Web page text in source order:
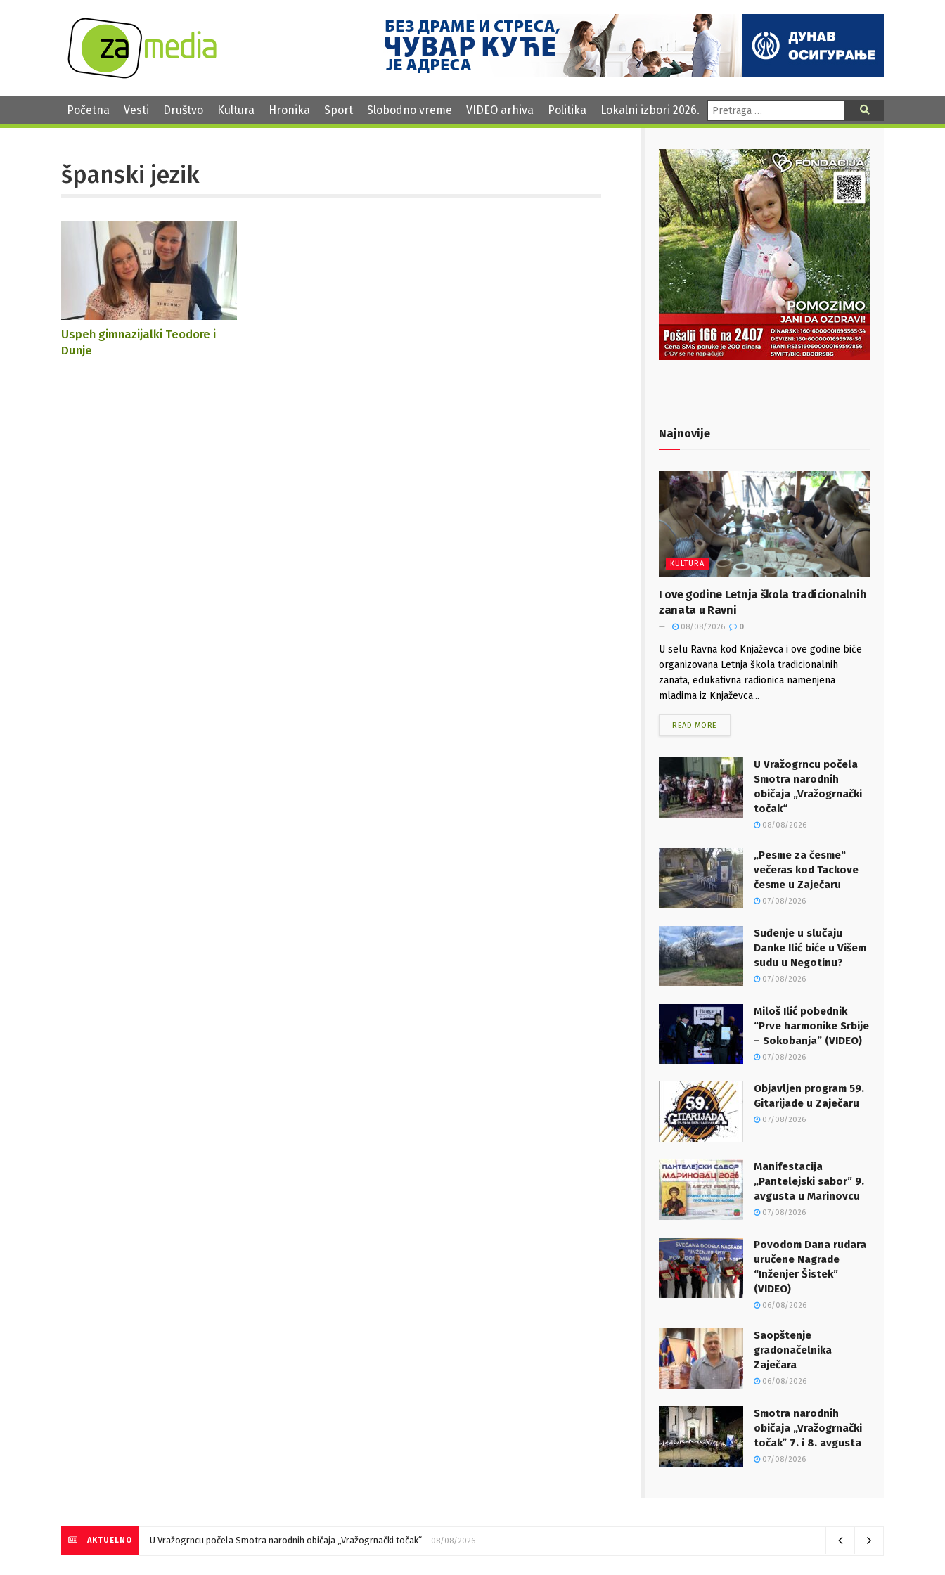
Početna Vesti Društvo Kultura Hronika Sport Slobodno vreme VIDEO arhiva Politika Lokalni izbori 2026. Pretraga:
španski jezik
Uspeh gimnazijalki Teodore i
Dunje
Najnovije
KULTURA
I ove godine Letnja škola tradicionalnih
zanata u Ravni
08/08/2026 0
U selu Ravna kod Knjaževca i ove godine biće
organizovana Letnja škola tradicionalnih
zanata, edukativna radionica namenjena
mladima iz Knjaževca...
READ MORE
U Vražogrncu počela
Smotra narodnih
običaja „Vražogrnački
točak“
08/08/2026
„Pesme za česme“
večeras kod Tackove
česme u Zaječaru
07/08/2026
Suđenje u slučaju
Danke Ilić biće u Višem
sudu u Negotinu?
07/08/2026
Miloš Ilić pobednik
“Prve harmonike Srbije
– Sokobanja” (VIDEO)
07/08/2026
Objavljen program 59.
Gitarijade u Zaječaru
07/08/2026
Manifestacija
„Pantelejski sabor” 9.
avgusta u Marinovcu
07/08/2026
Povodom Dana rudara
uručene Nagrade
“Inženjer Šistek”
(VIDEO)
06/08/2026
Saopštenje
gradonačelnika
Zaječara
06/08/2026
Smotra narodnih
običaja „Vražogrnački
točakˮ 7. i 8. avgusta
07/08/2026
AKTUELNO U Vražogrncu počela Smotra narodnih običaja „Vražogrnački točak“ 08/08/2026